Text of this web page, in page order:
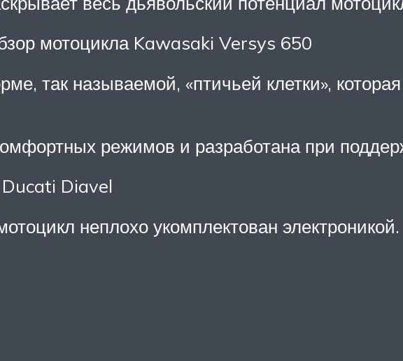
мотоцикла Kawasaki Versys 650
так называемой, «птичьей клетки»,
режимов и разработана при
Ducati Diavel
неплохо укомплектован